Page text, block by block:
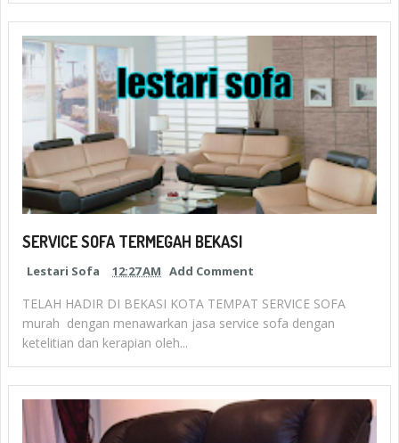
SERVICE SOFA TERMEGAH BEKASI
Lestari Sofa 12:27 AM Add Comment
TELAH HADIR DI BEKASI KOTA TEMPAT SERVICE SOFA
murah dengan menawarkan jasa service sofa dengan
ketelitian dan kerapian oleh...